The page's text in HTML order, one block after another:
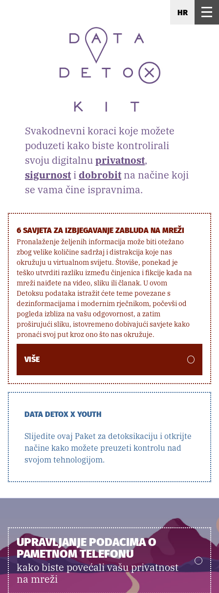
HR
Svakodnevni koraci koje možete
poduzeti kako biste kontrolirali
svoju digitalnuprivatnost,
sigurnostidobrobitna načine koji
se vama čine ispravnima.
6 SAVJETA ZA IZBJEGAVANJE ZABLUDA NA MREŽI
Pronalaženje željenih informacija može biti otežano
zbog velike količine sadržaj i distrakcija koje nas
okružuju u virtualnom svijetu. Štoviše, ponekad je
teško utvrditi razliku između činjenica i fikcije kada na
mreži naiđete na video, sliku ili članak. U ovom
Detoksu podataka istražit ćete teme povezane s
dezinformacijama i modernim rječnikom, počevši od
pogleda izbliza na vašu odgovornost, a zatim
proširujući sliku, istovremeno dobivajući savjete kako
pronaći svoj put kroz ono što nas okružuje.
VIŠE
DATA DETOX X YOUTH
Slijedite ovaj Paket za detoksikaciju i otkrijte
načine kako možete preuzeti kontrolu nad
svojom tehnologijom.
UPRAVLJANJE PODACIMA O
PAMETNOM TELEFONU
kako biste povećali vašu privatnost
na mreži